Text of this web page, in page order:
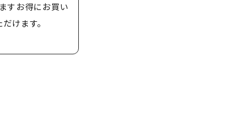
すお得にお買い
けます。